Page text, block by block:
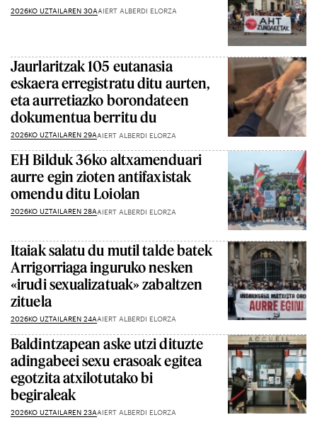
2026KO UZTAILAREN 30AAIERT ALBERDI ELORZA
Jaurlaritzak 105 eutanasia
eskaera erregistratu ditu aurten,
eta aurretiazko borondateen
dokumentua berritu du
2026KO UZTAILAREN 29AAIERT ALBERDI ELORZA
EH Bilduk 36ko altxamenduari
aurre egin zioten antifaxistak
omendu ditu Loiolan
2026KO UZTAILAREN 28AAIERT ALBERDI ELORZA
Itaiak salatu du mutil talde batek
Arrigorriaga inguruko nesken
«irudi sexualizatuak» zabaltzen
zituela
2026KO UZTAILAREN 24AAIERT ALBERDI ELORZA
Baldintzapean aske utzi dituzte
adingabeei sexu erasoak egitea
egotzita atxilotutako bi
begiraleak
2026KO UZTAILAREN 23AAIERT ALBERDI ELORZA